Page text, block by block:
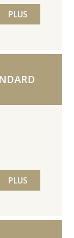
PLUS
PLUS